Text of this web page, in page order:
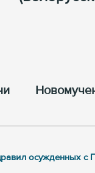
осужденных с